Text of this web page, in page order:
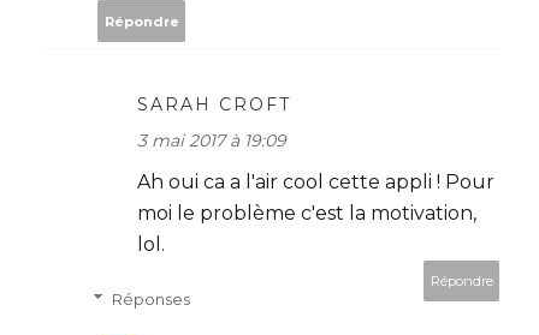
Répondre
SARAH CROFT
3 mai 2017 à 19:09
Ah oui ca a l'air cool cette appli ! Pour
moi le problème c'est la motivation,
lol.
Répondre
Réponses